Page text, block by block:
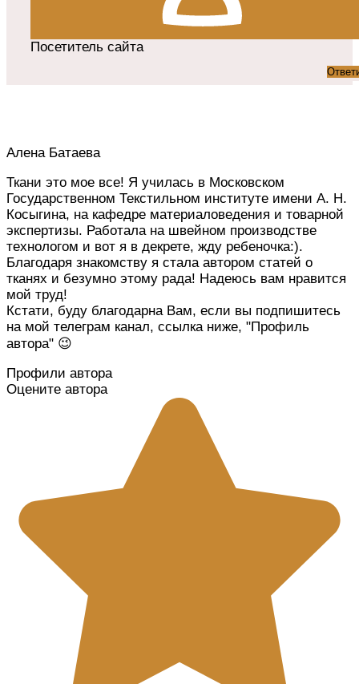
Посетитель сайта
Алена Батаева
Ткани это мое все! Я училась в Московском
Государственном Текстильном институте имени А. Н.
Косыгина, на кафедре материаловедения и товарной
экспертизы. Работала на швейном производстве
технологом и вот я в декрете, жду ребеночка:).
Благодаря знакомству я стала автором статей о
тканях и безумно этому рада! Надеюсь вам нравится
мой труд!
Кстати, буду благодарна Вам, если вы подпишитесь
на мой телеграм канал, ссылка ниже, "Профиль
автора" 😉
Профили автора
Оцените автора